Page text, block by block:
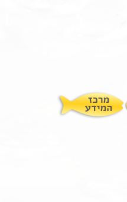
מרכז המטפלים
מרכז המידע